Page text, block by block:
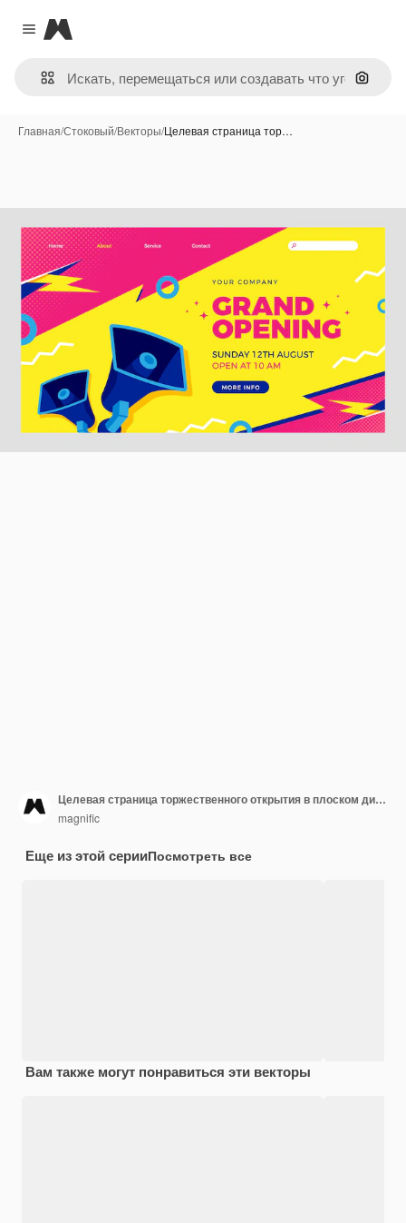
Close menu
Magnific
Поиск
Главная/Стоковый/Векторы/Целевая страница тор…
Целевая страница торжественного открытия в плоском дизайне
magnific
Еще из этой серииПосмотреть все
Вам также могут понравиться эти векторы